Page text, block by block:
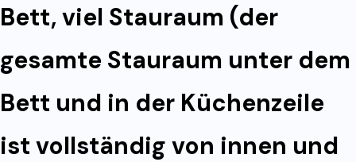
Bett, viel Stauraum (der
gesamte Stauraum unter dem
Bett und in der Küchenzeile
ist vollständig von innen und